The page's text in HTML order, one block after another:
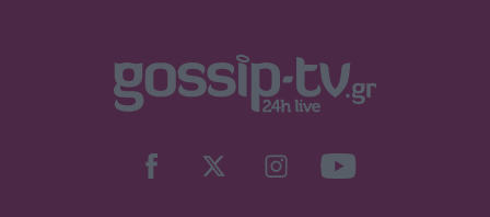
Μαριάννα Γεωργαντή: «Καλέ, τι